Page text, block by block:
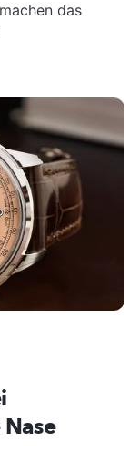
das